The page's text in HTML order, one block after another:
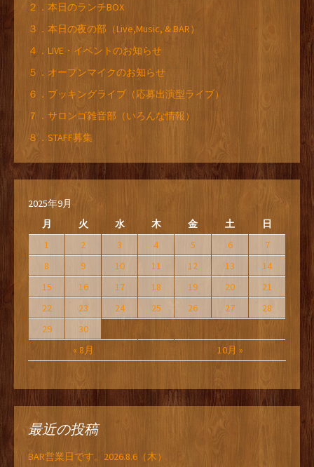
２．本日のランチBOX
３．本日の夜の部（Live,Music, & BAR）
４．LIVE・イベントのお知らせ
５．オープンマイクのお知らせ
６．ブッキングライブ（応募出演型ライブ）
７．サロンゴ雑音部（いろんな情報）
８．STAFF募集
2025年9月
月
火 水 木 金 土 日
« 8月 10月 »
1 2 3 4 5 6
7
8
9 10 11 12 13
14
15
16 17 18 19 20
21
22
23 24 25 26 27
28
29
30
最近の投稿
BAR営業日です。2026.8.6（木）